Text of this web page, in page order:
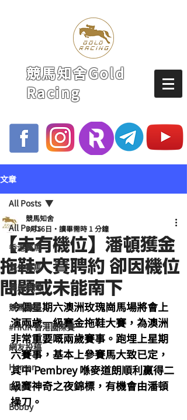
競馬知舍Gold
Racing
文章
All Posts
香港賽馬
海外賽馬
賽馬新聞
競馬磚提
#HKIR 香港國際賽
網友投稿
Homan
Dylan
Bobby
All Posts
【未有機位】潘頓獲金
拖鞋大賽聘約 卻因機位
問題或未能南下
競馬知舍
3月16日
讀畢需時 1 分鐘
今個星期六澳洲玫瑰崗馬場將會上
演兩歲一級賽金拖鞋大賽，為澳洲
非常重要嘅兩歲賽事。跑埋上星期
六賽事，基本上參賽馬大致已定，
其中 Pembrey 喺麥道朗順利贏得二
級賽神奇之夜錦標，有機會由潘頓
操刀。